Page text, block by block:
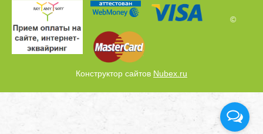
©
Конструктор сайтов Nubex.ru